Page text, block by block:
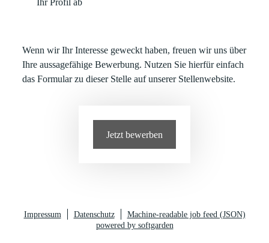
Ihr Profil ab
Wenn wir Ihr Interesse geweckt haben, freuen wir uns über
Ihre aussagefähige Bewerbung. Nutzen Sie hierfür einfach
das Formular zu dieser Stelle auf unserer Stellenwebsite.
Jetzt bewerben
Impressum Datenschutz
Machine-readable job feed (JSON)
powered by softgarden